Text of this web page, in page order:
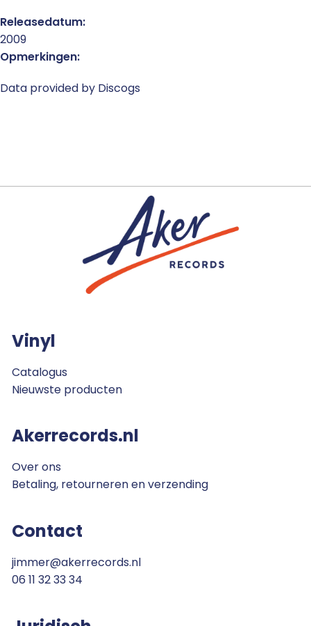
Releasedatum:
2009
Opmerkingen:
Data provided by Discogs
Vinyl
Catalogus
Nieuwste producten
Akerrecords.nl
Over ons
Betaling, retourneren en verzending
Contact
jimmer@akerrecords.nl
06 11 32 33 34